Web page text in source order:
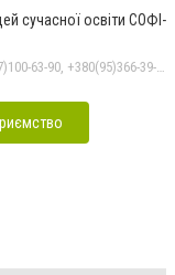
сучасної освіти СОФІ-